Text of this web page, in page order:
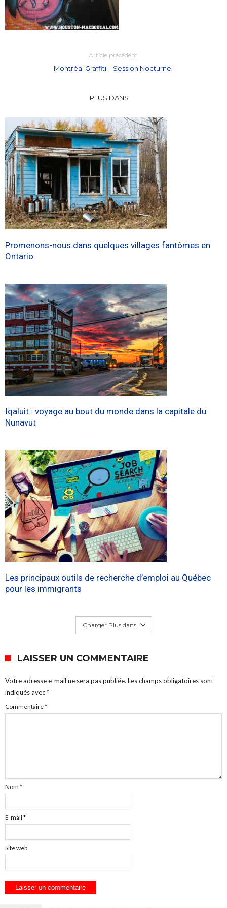
Article précédent
Montréal Graffiti – Session Nocturne.
PLUS DANS
Promenons-nous dans quelques villages fantômes en
Ontario
Iqaluit : voyage au bout du monde dans la capitale du
Nunavut
Les principaux outils de recherche d’emploi au Québec
pour les immigrants
Charger Plus dans
LAISSER UN COMMENTAIRE
Votre adresse e-mail ne sera pas publiée. Les champs obligatoires sont
indiqués avec*
Commentaire*
Nom *
E-mail *
Site web